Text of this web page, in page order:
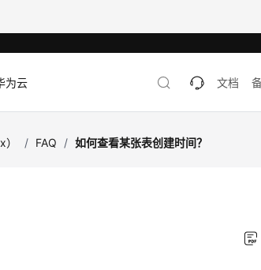
为云 文档
/ FAQ / 如何查看某张表创建时间？